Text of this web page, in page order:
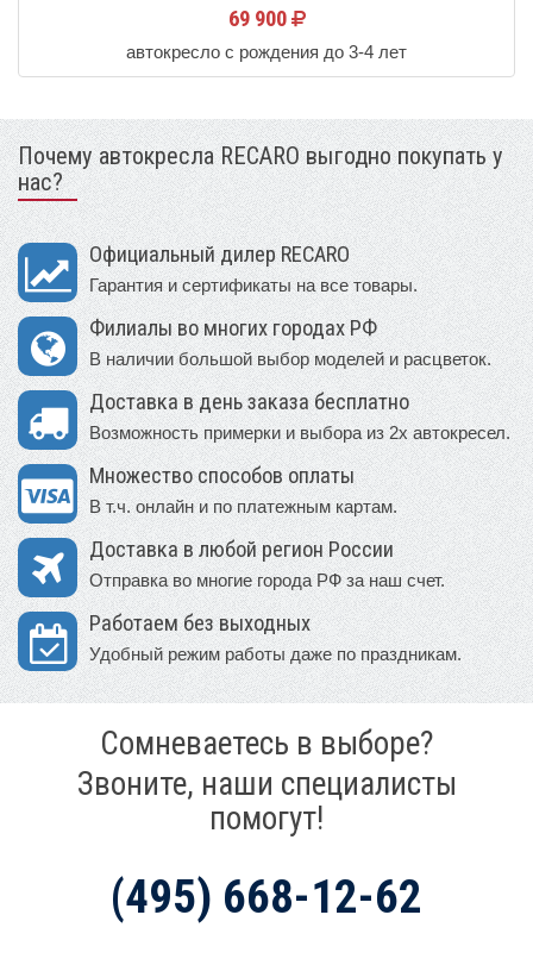
69 900
автокресло с рождения до 3-4 лет
Почему автокресла RECARO выгодно покупать у
нас?
Официальный дилер RECARO
Гарантия и сертификаты на все товары.
Филиалы во многих городах РФ
В наличии большой выбор моделей и расцветок.
Доставка в день заказа бесплатно
Возможность примерки и выбора из 2х автокресел.
Множество способов оплаты
В т.ч. онлайн и по платежным картам.
Доставка в любой регион России
Отправка во многие города РФ за наш счет.
Работаем без выходных
Удобный режим работы даже по праздникам.
Сомневаетесь в выборе?
Звоните, наши специалисты
помогут!
(495) 668-12-62